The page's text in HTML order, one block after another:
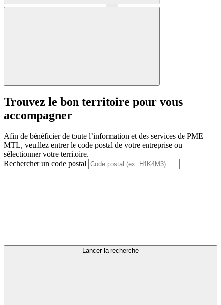
Précédent
Trouvez le bon territoire pour vous
accompagner
Afin de bénéficier de toute l’information et des services de PME
MTL, veuillez entrer le code postal de votre entreprise ou
sélectionner votre territoire.
Rechercher un code postal
Lancer la recherche